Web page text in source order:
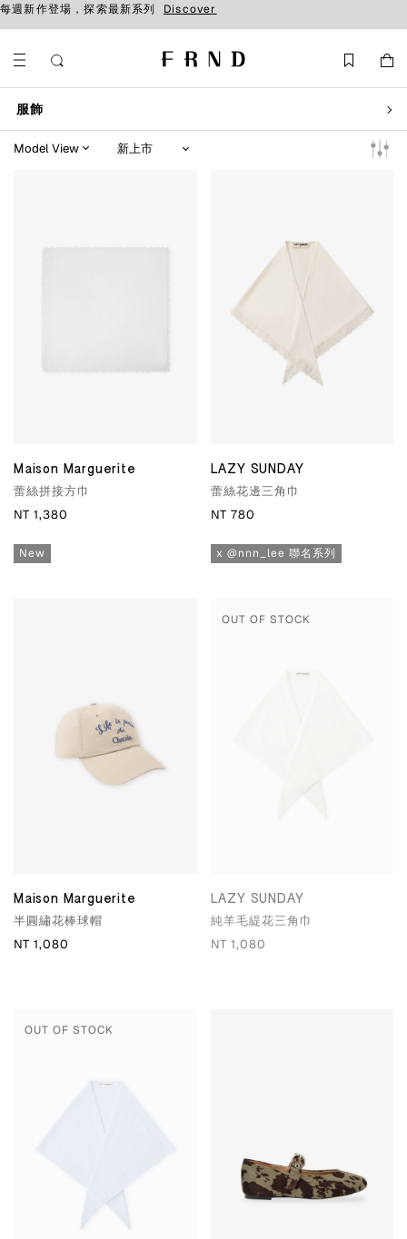
每週新作登場，探索最新系列 Discover
服飾
Maison Marguerite
蕾絲拼接方巾
NT 1,380
New
LAZY SUNDAY
蕾絲花邊三角巾
NT 780
x @nnn_lee 聯名系列
Maison Marguerite
半圓繡花棒球帽
NT 1,080
OUT OF STOCK
LAZY SUNDAY
純羊毛緹花三角巾
NT 1,080
OUT OF STOCK